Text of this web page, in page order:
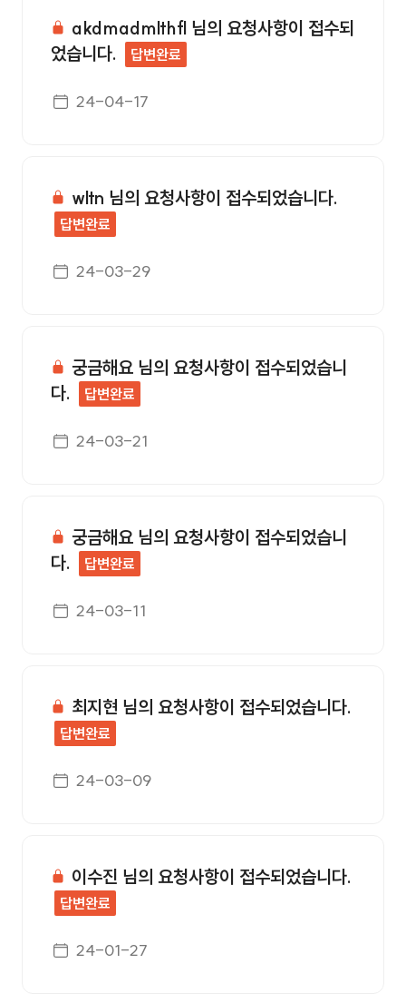
akdmadmlthfl 님의 요청사항이 접수되
었습니다.
답변완료
게시일자
24-04-17
wltn 님의 요청사항이 접수되었습니다.
답변완료
게시일자
24-03-29
궁금해요 님의 요청사항이 접수되었습니
다.
답변완료
게시일자
24-03-21
궁금해요 님의 요청사항이 접수되었습니
다.
답변완료
게시일자
24-03-11
최지현 님의 요청사항이 접수되었습니다.
답변완료
게시일자
24-03-09
이수진 님의 요청사항이 접수되었습니다.
답변완료
게시일자
24-01-27